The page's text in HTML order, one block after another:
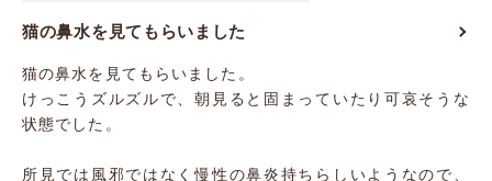
猫の鼻水を見てもらいました
猫の鼻水を見てもらいました。
けっこうズルズルで、朝見ると固まっていたり可哀そうな
状態でした。
所見では風邪ではなく慢性の鼻炎持ちらしいようなので、